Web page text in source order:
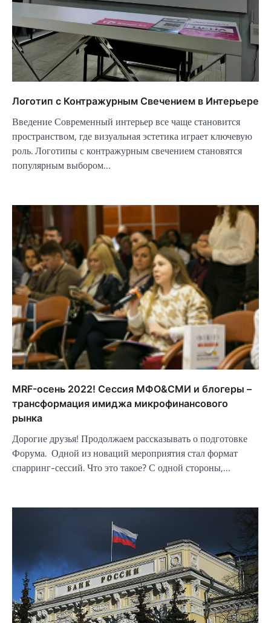
Логотип с Контражурным Свечением в Интерьере
Введение Современный интерьер все чаще становится
пространством, где визуальная эстетика играет ключевую
роль. Логотипы с контражурным свечением становятся
популярным выбором…
MRF-осень 2022! Сессия МФО&СМИ и блогеры –
трансформация имиджа микрофинансового
рынка
Дорогие друзья! Продолжаем рассказывать о подготовке
Форума. Одной из новаций мероприятия стал формат
спарринг-сессий. Что это такое? С одной стороны,…